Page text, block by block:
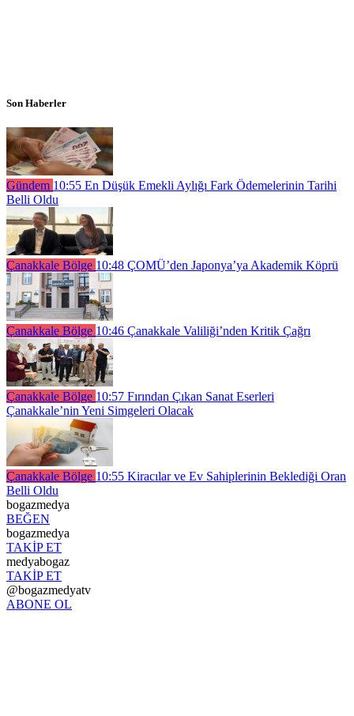
Son Haberler
Gündem 10:55 En Düşük Emekli Aylığı Fark Ödemelerinin Tarihi
Belli Oldu
Çanakkale Bölge 10:48 ÇOMÜ’den Japonya’ya Akademik Köprü
Çanakkale Bölge 10:46 Çanakkale Valiliği’nden Kritik Çağrı
Çanakkale Bölge 10:57 Fırından Çıkan Sanat Eserleri
Çanakkale’nin Yeni Simgeleri Olacak
Çanakkale Bölge 10:55 Kiracılar ve Ev Sahiplerinin Beklediği Oran
Belli Oldu
bogazmedya
BEĞEN
bogazmedya
TAKİP ET
medyabogaz
TAKİP ET
@bogazmedyatv
ABONE OL